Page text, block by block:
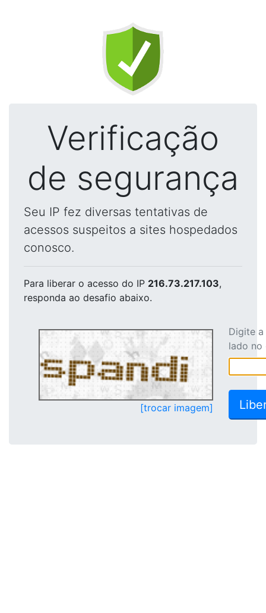
Verificação
de segurança
Seu IP fez diversas tentativas de
acessos suspeitos a sites hospedados
conosco.
Para liberar o acesso do IP 216.73.217.103,
responda ao desafio abaixo.
[trocar imagem]
Digite
lado no